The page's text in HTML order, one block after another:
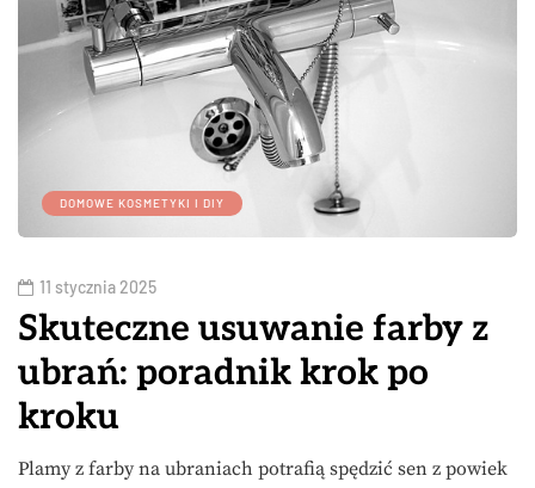
DOMOWE KOSMETYKI I DIY
11 stycznia 2025
Skuteczne usuwanie farby z
ubrań: poradnik krok po
kroku
Plamy z farby na ubraniach potrafią spędzić sen z powiek